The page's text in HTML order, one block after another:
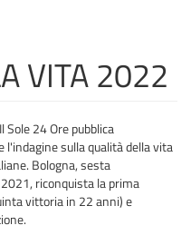
VITA 2022
Sole 24 Ore pubblica
l'indagine sulla qualità della vita
Bologna, sesta
2021, riconquista la prima
vittoria in 22 anni) e